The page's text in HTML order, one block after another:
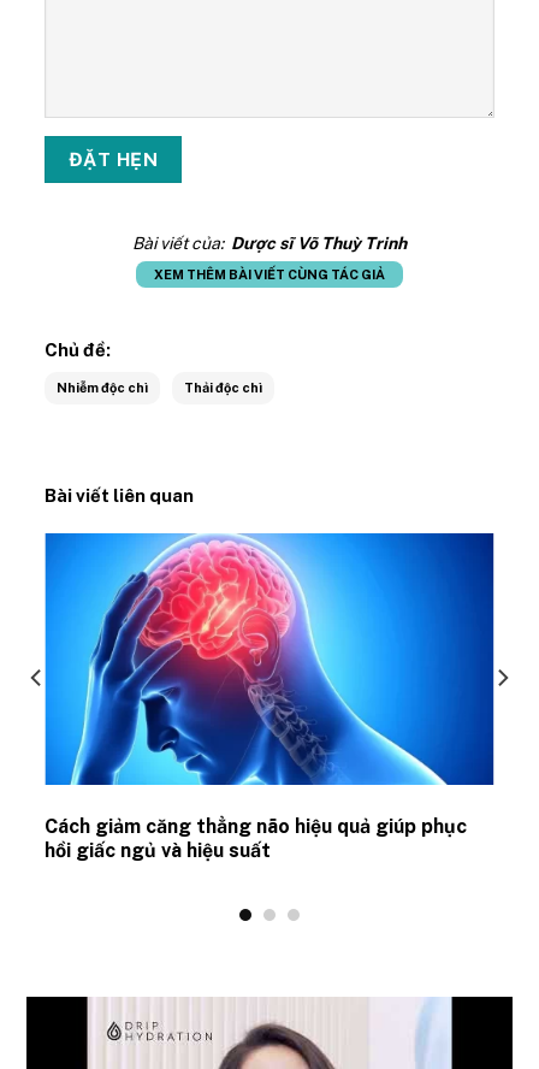
Bài viết của: Dược sĩ Võ Thuỳ Trinh
XEM THÊM BÀI VIẾT CÙNG TÁC GIẢ
Chủ đề:
Nhiễm độc chì Thải độc chì
Bài viết liên quan
Cách giảm căng thẳng não hiệu quả giúp phục
hồi giấc ngủ và hiệu suất